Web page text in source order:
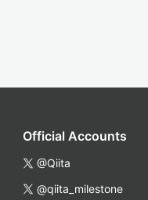
Official Accounts
@Qiita
@qiita_milestone